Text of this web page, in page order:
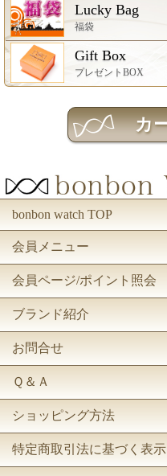
Lucky Bag
福袋
Gift Box
プレゼントBOX
bonbon watch TOP
会員メニュー
会員ページ/ポイント照会
ブランド紹介
お問合せ
Ｑ＆Ａ
ショッピング方法
特定商取引法に基づく表示